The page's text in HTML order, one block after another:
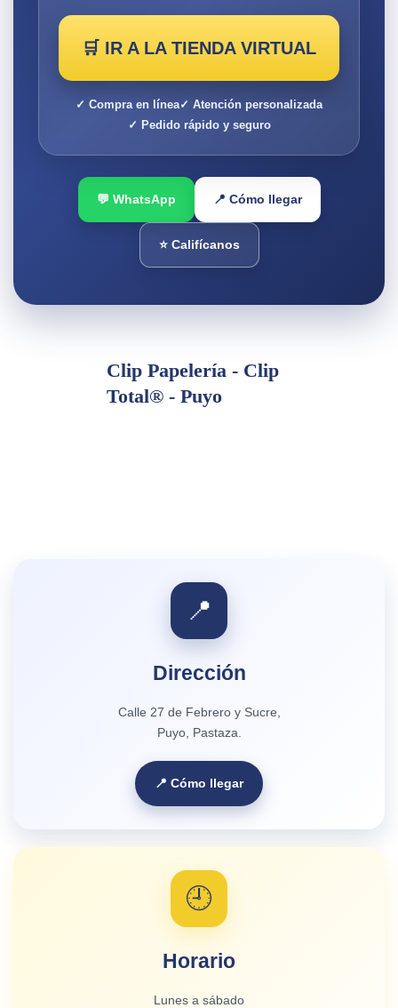
🛒 IR A LA TIENDA VIRTUAL
✓ Compra en línea✓ Atención personalizada
✓ Pedido rápido y seguro
💬 WhatsApp 📍 Cómo llegar
⭐ Califícanos
Clip Papelería - Clip
Total® - Puyo
📍
Dirección
Calle 27 de Febrero y Sucre,
Puyo, Pastaza.
📍 Cómo llegar
🕘
Horario
Lunes a sábado